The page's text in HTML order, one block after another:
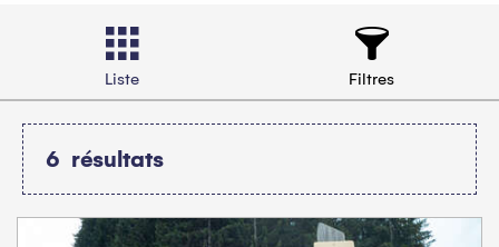
Liste Filtres
6 résultats